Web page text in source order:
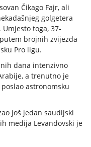
Čikago Fajr, ali
golgetera
toga, 37-
brojnih zvijezda
Pro ligu.
dana intenzivno
a trenutno je
astronomsku
još jedan saudijski
medija Levandovski je